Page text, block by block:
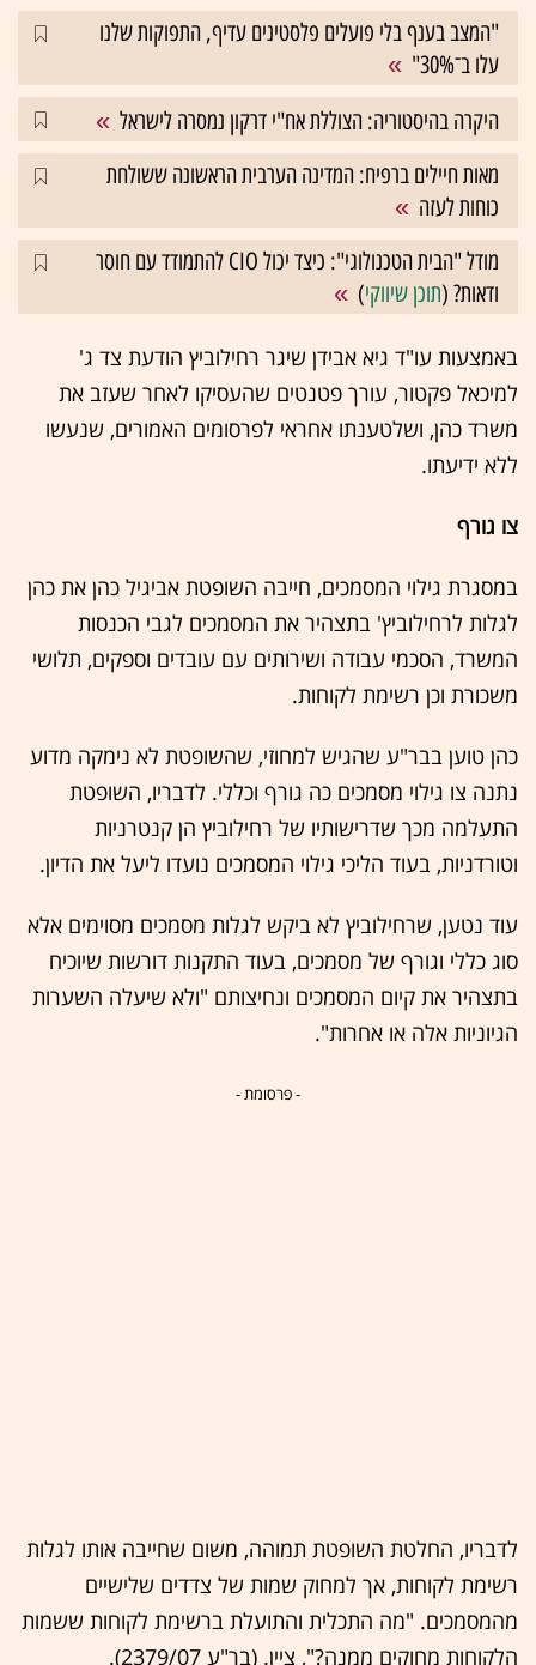
"המצב בענף בלי פועלים פלסטינים עדיף, התפוקות שלנו
עלו ב־30%"
היקרה בהיסטוריה: הצוללת אח"י דרקון נמסרה לישראל
מאות חיילים ברפיח: המדינה הערבית הראשונה ששולחת
כוחות לעזה
מודל "הבית הטכנולוגי": כיצד יכול CIO להתמודד עם חוסר
ודאות? (תוכן שיווקי)
באמצעות עו"ד גיא אבידן שיגר רחילוביץ הודעת צד ג'
למיכאל פקטור, עורך פטנטים שהעסיקו לאחר שעזב את
משרד כהן, ושלטענתו אחראי לפרסומים האמורים, שנעשו
ללא ידיעתו.
צו גורף
במסגרת גילוי המסמכים, חייבה השופטת אביגיל כהן את כהן
לגלות לרחילוביץ' בתצהיר את המסמכים לגבי הכנסות
המשרד, הסכמי עבודה ושירותים עם עובדים וספקים, תלושי
משכורת וכן רשימת לקוחות.
כהן טוען בבר"ע שהגיש למחוזי, שהשופטת לא נימקה מדוע
נתנה צו גילוי מסמכים כה גורף וכללי. לדבריו, השופטת
התעלמה מכך שדרישותיו של רחילוביץ הן קנטרניות
וטורדניות, בעוד הליכי גילוי המסמכים נועדו ליעל את הדיון.
עוד נטען, שרחילוביץ לא ביקש לגלות מסמכים מסוימים אלא
סוג כללי וגורף של מסמכים, בעוד התקנות דורשות שיוכיח
בתצהיר את קיום המסמכים ונחיצותם "ולא שיעלה השערות
הגיוניות אלה או אחרות".
- פרסומת -
לדבריו, החלטת השופטת תמוהה, משום שחייבה אותו לגלות
רשימת לקוחות, אך למחוק שמות של צדדים שלישיים
מהמסמכים. "מה התכלית והתועלת ברשימת לקוחות ששמות
הלקוחות מחוקים ממנה?", ציין. (בר"ע 2379/07).